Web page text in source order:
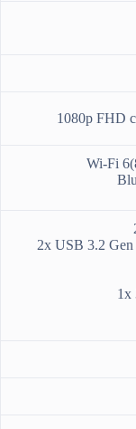
1080p FHD
Wi-Fi
2x USB 3.2
1x